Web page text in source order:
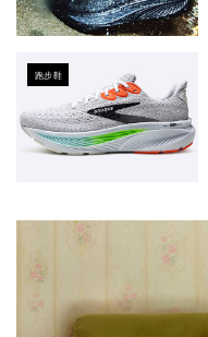
跑步鞋